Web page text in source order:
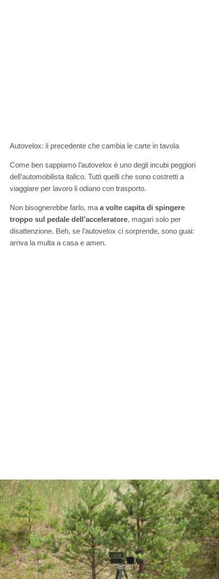
Autovelox: il precedente che cambia le carte in tavola
Come ben sappiamo l’autovelox è uno degli incubi peggiori
dell’automobilista italico. Tutti quelli che sono costretti a
viaggiare per lavoro li odiano con trasporto.
Non bisognerebbe farlo, ma a volte capita di spingere
troppo sul pedale dell’acceleratore, magari solo per
disattenzione. Beh, se l’autovelox ci sorprende, sono guai:
arriva la multa a casa e amen.